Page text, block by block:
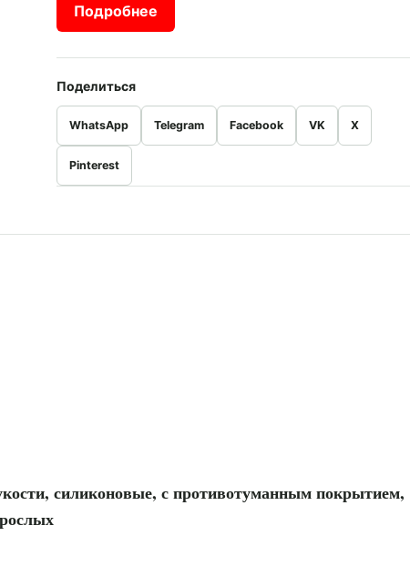
Подробнее
Поделиться
WhatsApp Telegram Facebook VK X
Pinterest
силиконовые, с противотуманным покрытием,